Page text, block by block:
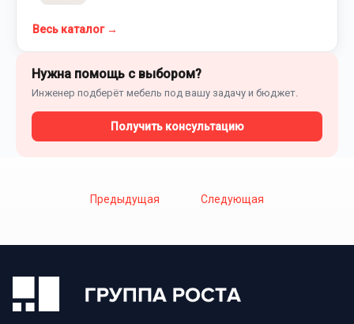
Весь каталог →
Нужна помощь с выбором?
Инженер подберёт мебель под вашу задачу и бюджет.
Получить консультацию
Предыдущая Следующая